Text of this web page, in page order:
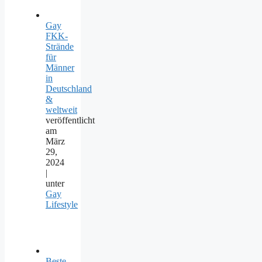
Gay
FKK-
Strände
für
Männer
in
Deutschland
&
weltweit
veröffentlicht
am
März
29,
2024
|
unter
Gay
Lifestyle